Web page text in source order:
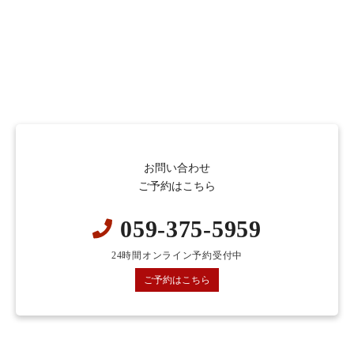
お問い合わせ
ご予約はこちら
059-375-5959
24時間オンライン予約受付中
ご予約はこちら